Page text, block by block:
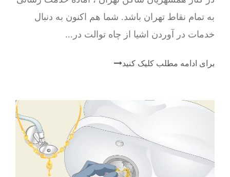
به تمام نقاط تهران باشد. شما هم اکنون به دنبال
خدمات در آوردن اشیا از چاه توالت در...
برای ادامه مطلب کلیک کنید